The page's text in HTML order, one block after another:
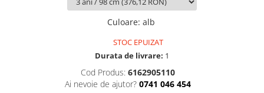
Culoare: alb
STOC EPUIZAT
Durata de livrare: 1
Cod Produs: 6162905110
Ai nevoie de ajutor? 0741 046 454